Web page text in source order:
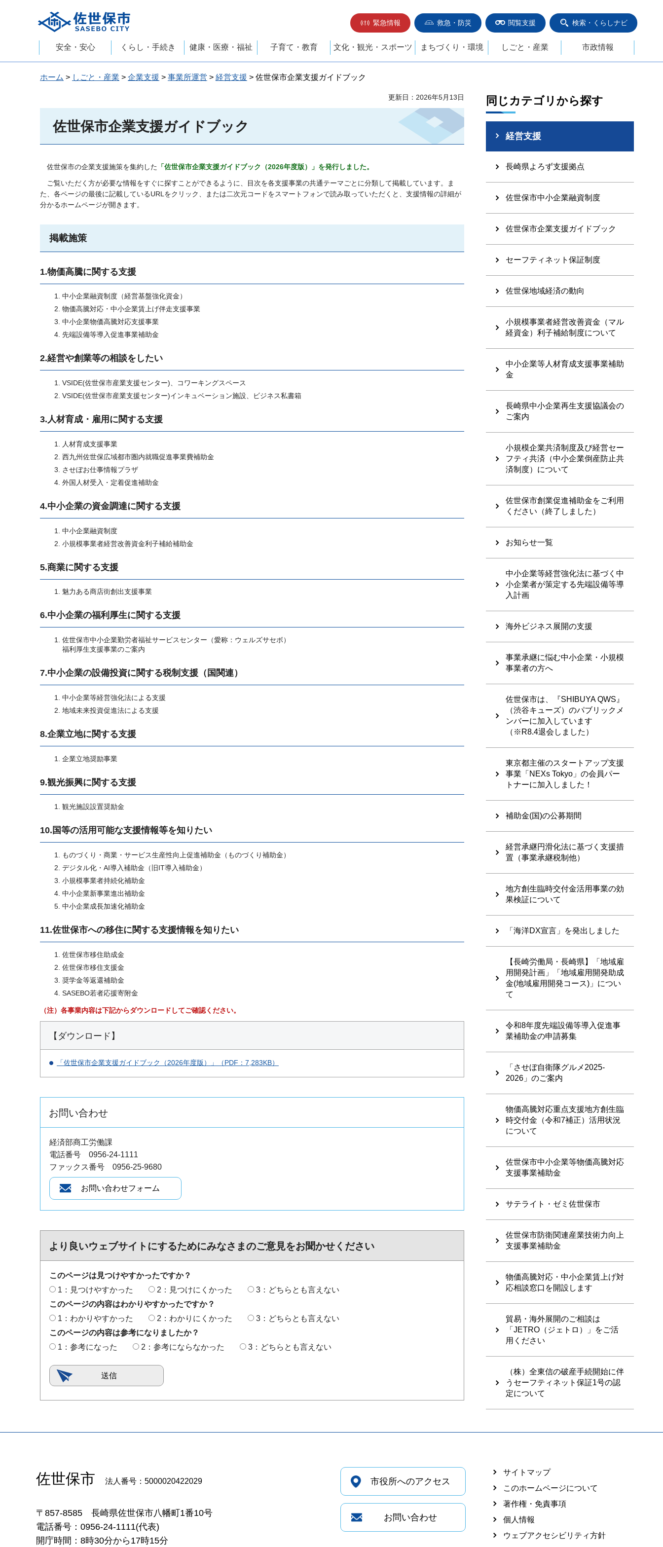
佐世保市
緊急情報
救急・防災 閲覧支援 検索・くらしナビ
安全・安心 くらし・手続き 健康・医療・福祉 子育て・教育 文化・観光・スポーツ まちづくり・環境 しごと・産業 市政情報
ホーム > しごと・産業 > 企業支援 > 事業所運営 > 経営支援 > 佐世保市企業支援ガイドブック
更新日：2026年5月13日
佐世保市企業支援ガイドブック
佐世保市の企業支援施策を集約した 「佐世保市企業支援ガイドブック（2026年度版）」 を発行しました。
ご覧いただく方が必要な情報をすぐに探すことができるように、目次を各支援事業の共通テーマごとに分類して掲載しています。ま
た、各ページの最後に記載しているURLをクリック、または二次元コードをスマートフォンで読み取っていただくと、支援情報の詳細が
分かるホームページが開きます。
掲載施策
1.物価高騰に関する支援
中小企業融資制度（経営基盤強化資金）
物価高騰対応・中小企業賃上げ伴走支援事業
中小企業物価高騰対応支援事業
先端設備等導入促進事業補助金
2.経営や創業等の相談をしたい
VSIDE(佐世保市産業支援センター)、コワーキングスペース
VSIDE(佐世保市産業支援センター)インキュベーション施設、ビジネス私書箱
3.人材育成・雇用に関する支援
人材育成支援事業
西九州佐世保広域都市圏内就職促進事業費補助金
させぼお仕事情報プラザ
外国人材受入・定着促進補助金
4.中小企業の資金調達に関する支援
中小企業融資制度
小規模事業者経営改善資金利子補給補助金
5.商業に関する支援
魅力ある商店街創出支援事業
6.中小企業の福利厚生に関する支援
佐世保市中小企業勤労者福祉サービスセンター（愛称：ウェルズサセボ）
福利厚生支援事業のご案内
7.中小企業の設備投資に関する税制支援（国関連）
中小企業等経営強化法による支援
地域未来投資促進法による支援
8.企業立地に関する支援
企業立地奨励事業
9.観光振興に関する支援
観光施設設置奨励金
10.国等の活用可能な支援情報等を知りたい
ものづくり・商業・サービス生産性向上促進補助金（ものづくり補助金）
デジタル化・AI導入補助金（旧IT導入補助金）
小規模事業者持続化補助金
中小企業新事業進出補助金
中小企業成長加速化補助金
11.佐世保市への移住に関する支援情報を知りたい
佐世保市移住助成金
佐世保市移住支援金
奨学金等返還補助金
SASEBO若者応援寄附金
（注）各事業内容は下記からダウンロードしてご確認ください。
【ダウンロード】
「佐世保市企業支援ガイドブック（2026年度版）」（PDF：7,283KB）
お問い合わせ
経済部商工労働課
電話番号 0956-24-1111
ファックス番号 0956-25-9680
より良いウェブサイトにするためにみなさまのご意見をお聞かせください
このページは見つけやすかったですか？
1：見つけやすかった
2：見つけにくかった
3：どちらとも言えない
このページの内容はわかりやすかったですか？
1：わかりやすかった
2：わかりにくかった
3：どちらとも言えない
このページの内容は参考になりましたか？
1：参考になった
2：参考にならなかった 3：どちらとも言えない
同じカテゴリから探す
経営支援
長崎県よろず支援拠点
佐世保市中小企業融資制度
佐世保市企業支援ガイドブック
セーフティネット保証制度
佐世保地域経済の動向
小規模事業者経営改善資金（マル
経資金）利子補給制度について
中小企業等人材育成支援事業補助
金
長崎県中小企業再生支援協議会の
ご案内
小規模企業共済制度及び経営セー
フティ共済（中小企業倒産防止共
済制度）について
佐世保市創業促進補助金をご利用
ください（終了しました）
お知らせ一覧
中小企業等経営強化法に基づく中
小企業者が策定する先端設備等導
入計画
海外ビジネス展開の支援
事業承継に悩む中小企業・小規模
事業者の方へ
佐世保市は、『SHIBUYA QWS』
（渋谷キューズ）のパブリックメ
ンバーに加入しています
（※R8.4退会しました）
東京都主催のスタートアップ支援
事業「NEXs Tokyo」の会員パー
トナーに加入しました！
補助金(国)の公募期間
経営承継円滑化法に基づく支援措
置（事業承継税制他）
地方創生臨時交付金活用事業の効
果検証について
「海洋DX宣言」を発出しました
【長崎労働局・長崎県】「地域雇
用開発計画」「地域雇用開発助成
金(地域雇用開発コース)」につい
て
令和8年度先端設備等導入促進事
業補助金の申請募集
「させぼ自衛隊グルメ2025-
2026」のご案内
物価高騰対応重点支援地方創生臨
時交付金（令和7補正）活用状況
について
佐世保市中小企業等物価高騰対応
支援事業補助金
サテライト・ゼミ佐世保市
佐世保市防衛関連産業技術力向上
支援事業補助金
物価高騰対応・中小企業賃上げ対
応相談窓口を開設します
貿易・海外展開のご相談は
「JETRO（ジェトロ）」をご活
用ください
（株）全東信の破産手続開始に伴
うセーフティネット保証1号の認
定について
佐世保市 法人番号：5000020422029
〒857-8585 長崎県佐世保市八幡町1番10号
電話番号：0956-24-1111(代表)
開庁時間：8時30分から17時15分
市役所へのアクセス
お問い合わせ
サイトマップ
このホームページについて
著作権・免責事項
個人情報
ウェブアクセシビリティ方針